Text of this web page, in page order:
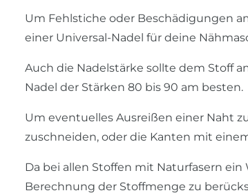
Um Fehlstiche oder Beschädigungen
einer Universal-Nadel für deine
Auch die Nadelstärke sollte dem Stoff
Nadel der Stärken 80 bis 90 am besten.
Um eventuelles Ausreißen einer Naht
zuschneiden, oder die Kanten mit
Da bei allen Stoffen mit Naturfasern
Berechnung der Stoffmenge zu